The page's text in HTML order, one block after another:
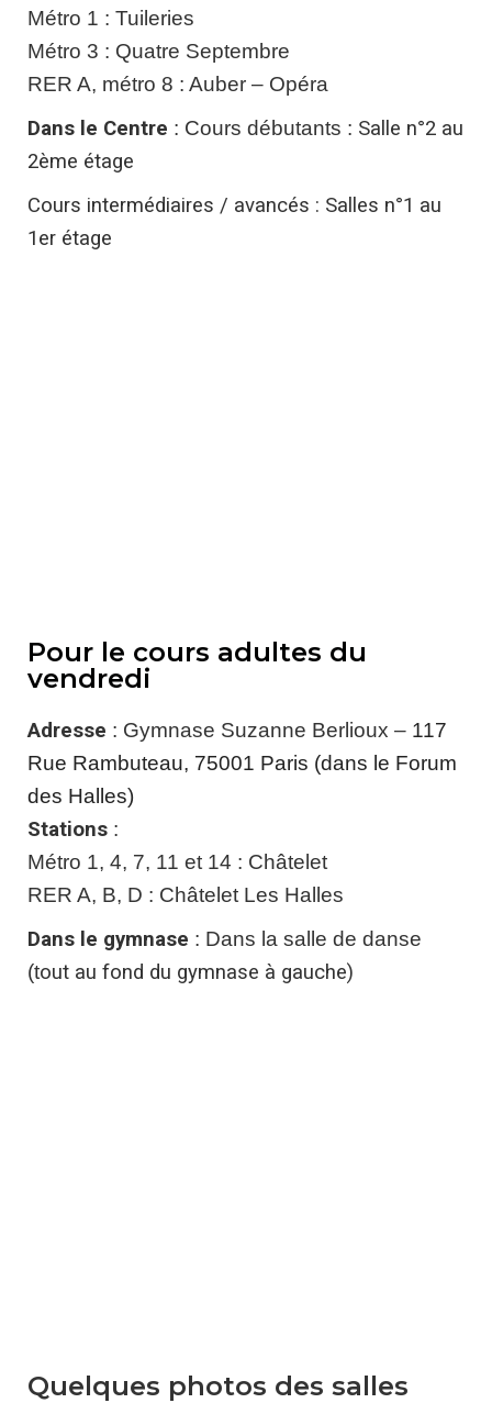
Métro 1 : Tuileries
Métro 3 : Quatre Septembre
RER A, métro 8 : Auber – Opéra
Dans le Centre : Cours débutants : Salle n°2 au
2ème étage
Cours intermédiaires / avancés : Salles n°1 au
1er étage
Pour le cours adultes du
vendredi
Adresse : Gymnase Suzanne Berlioux – 117
Rue Rambuteau, 75001 Paris (dans le Forum
des Halles)
Stations :
Métro 1, 4, 7, 11 et 14 : Châtelet
RER A, B, D : Châtelet Les Halles
Dans le gymnase : Dans la salle de danse
(tout au fond du gymnase à gauche)
Quelques photos des salles